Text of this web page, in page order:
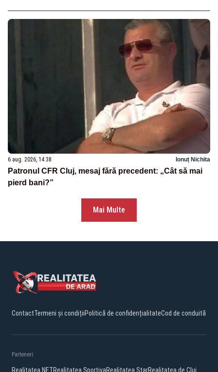
6 aug. 2026, 14:38 Ionuț Nichita
Patronul CFR Cluj, mesaj fără precedent: „Cât să mai
pierd bani?”
Mai Multe
ContactTermeni și condițiiPolitică de confidențialitateCod de conduită
Parteneri:
Realitatea.NETRealitatea SportivaRealitatea StarRealitatea de Cluj